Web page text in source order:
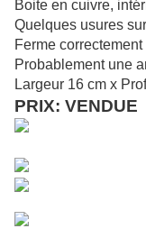
Boite en cuivre,
Quelques usures
Ferme correctement
Probablement une
Largeur 16 cm x
PRIX: VENDUE